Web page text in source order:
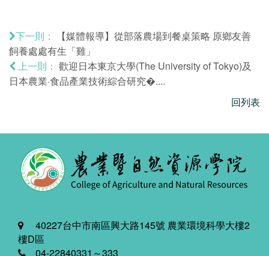
下一則：
【媒體報導】從部落農場到餐桌策略 原鄉友善
飼養處處有生「雞」
上一則：
歡迎日本東京大學(The University of Tokyo)及
日本農業·食品產業技術綜合研究�....
回列表
40227台中市南區興大路145號 農業環境科學大樓2
樓D區
04-22840331～333